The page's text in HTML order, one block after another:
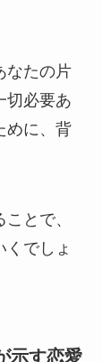
なたの片
切必要あ
めに、背
とで、
でしょ
示す恋愛